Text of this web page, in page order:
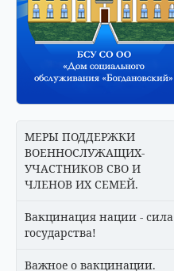
МЕРЫ ПОДДЕРЖКИ
ВОЕННОСЛУЖАЩИХ-
УЧАСТНИКОВ СВО И
ЧЛЕНОВ ИХ СЕМЕЙ.
Вакцинация нации - сила
государства!
Важное о вакцинации.